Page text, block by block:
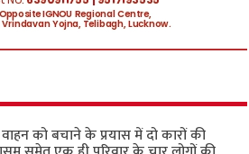
वाहन को बचाने के प्रयास में दो कारों की